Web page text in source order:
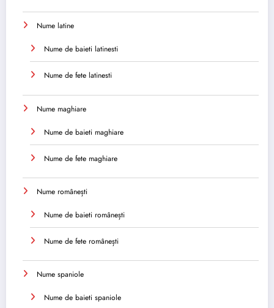
Nume latine
Nume de baieti latinesti
Nume de fete latinesti
Nume maghiare
Nume de baieti maghiare
Nume de fete maghiare
Nume românești
Nume de baieti românești
Nume de fete românești
Nume spaniole
Nume de baieti spaniole